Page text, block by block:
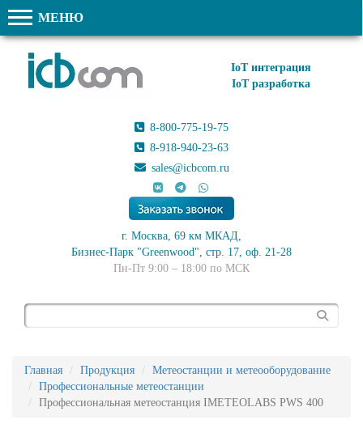
МЕНЮ
IoT интеграция
IoT разработка
8-800-775-19-75
8-918-940-23-63
sales@icbcom.ru
г. Москва, 69 км МКАД,
Бизнес-Парк "Greenwood", стр. 17, оф. 21-28
Пн-Пт 9:00 – 18:00 по МСК
Главная Продукция
Метеостанции и метеооборудование
Профессиональные метеостанции
Профессиональная метеостанция IMETEOLABS PWS 400